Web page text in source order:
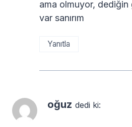
ama olmuyor,
var sanırım
Yanıtla
oğuz dedi ki: